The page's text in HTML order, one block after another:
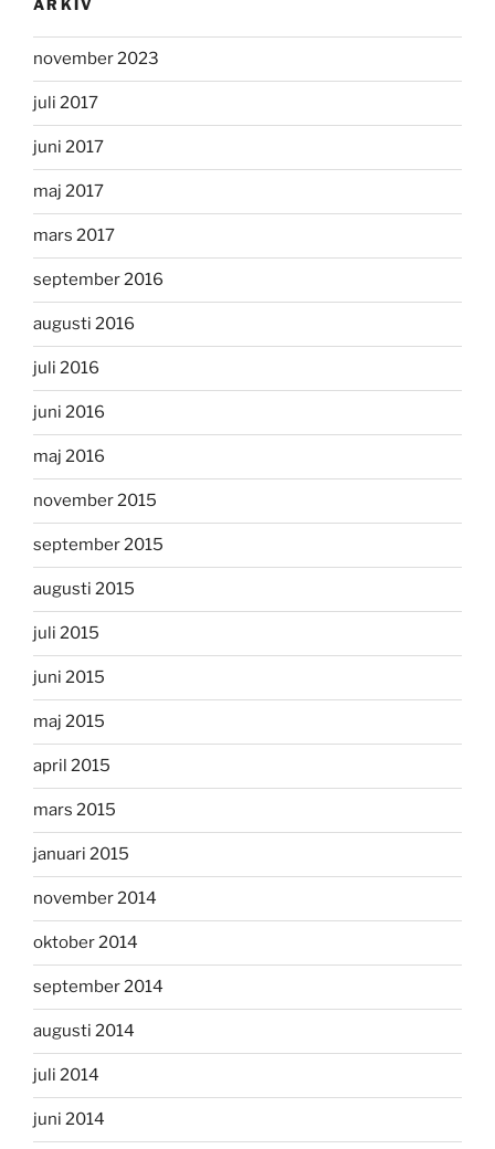
ARKIV
november 2023
juli 2017
juni 2017
maj 2017
mars 2017
september 2016
augusti 2016
juli 2016
juni 2016
maj 2016
november 2015
september 2015
augusti 2015
juli 2015
juni 2015
maj 2015
april 2015
mars 2015
januari 2015
november 2014
oktober 2014
september 2014
augusti 2014
juli 2014
juni 2014